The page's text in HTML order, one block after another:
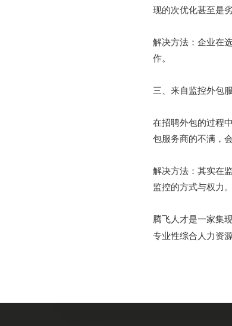
现的次优化甚至是劣
解决方法：企业在
作。
三、来自监控外包
在招聘外包的过程
包服务商的不满，
解决方法：其实在
监控的方式与权力
腾飞人才是一家集
专业性综合人力资